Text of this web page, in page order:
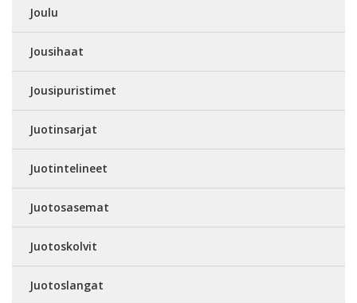
Joulu
Jousihaat
Jousipuristimet
Juotinsarjat
Juotintelineet
Juotosasemat
Juotoskolvit
Juotoslangat